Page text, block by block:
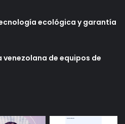
ecológica y garantía
venezolana de equipos de